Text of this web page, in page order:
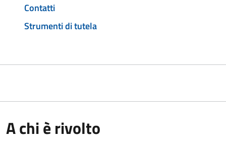
Contatti
Strumenti di tutela
A chi è rivolto